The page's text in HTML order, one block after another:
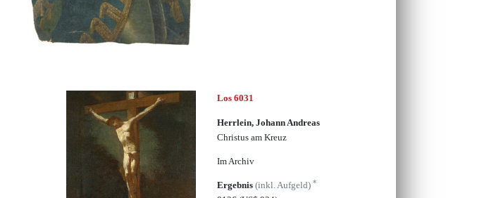
Los 6031
Herrlein, Johann Andreas
Christus am Kreuz
Im Archiv
Ergebnis (inkl. Aufgeld) *